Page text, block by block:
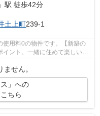
」駅 徒歩42分
土上町239-1
使用料0の物件です。【新築の
ント。一緒に住めて楽しいル
せん。
ス」への
ちら